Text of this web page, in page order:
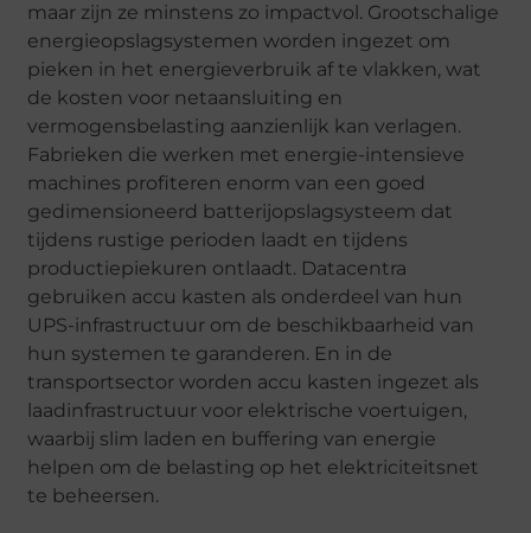
maar zijn ze minstens zo impactvol. Grootschalige
energieopslagsystemen worden ingezet om
pieken in het energieverbruik af te vlakken, wat
de kosten voor netaansluiting en
vermogensbelasting aanzienlijk kan verlagen.
Fabrieken die werken met energie-intensieve
machines profiteren enorm van een goed
gedimensioneerd batterijopslagsysteem dat
tijdens rustige perioden laadt en tijdens
productiepiekuren ontlaadt. Datacentra
gebruiken accu kasten als onderdeel van hun
UPS-infrastructuur om de beschikbaarheid van
hun systemen te garanderen. En in de
transportsector worden accu kasten ingezet als
laadinfrastructuur voor elektrische voertuigen,
waarbij slim laden en buffering van energie
helpen om de belasting op het elektriciteitsnet
te beheersen.